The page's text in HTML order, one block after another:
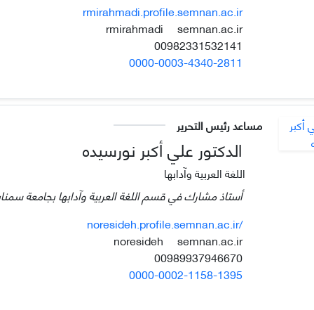
rmirahmadi.profile.semnan.ac.ir
rmirahmadi
semnan.ac.ir
0000-0003-4340-2811
مساعد رئيس التحرير
الدكتور علي أكبر نورسيده
اللغة العربية وآدابها
أستاذ مشارك في قسم اللغة العربية وآدابها بجامعة
noresideh.profile.semnan.ac.ir/
noresideh
semnan.ac.ir
0000-0002-1158-1395